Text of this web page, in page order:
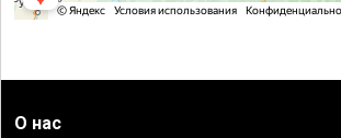
О нас